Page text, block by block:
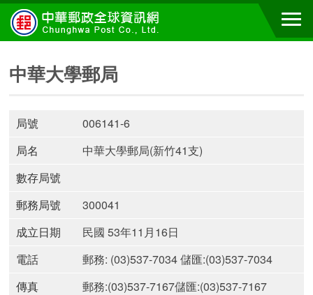
中華大學郵局
局號
006141-6
局名
中華大學郵局(新竹41支)
數存局號
郵務局號
300041
成立日期
民國 53年11月16日
電話
郵務: (03)537-7034 儲匯:(03)537-7034
傳真
郵務:(03)537-7167儲匯:(03)537-7167